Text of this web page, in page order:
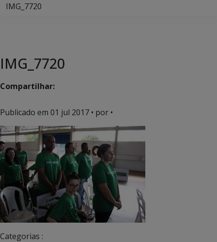
IMG_7720
IMG_7720
Compartilhar:
Publicado em 01 jul 2017 • por •
Categorias :